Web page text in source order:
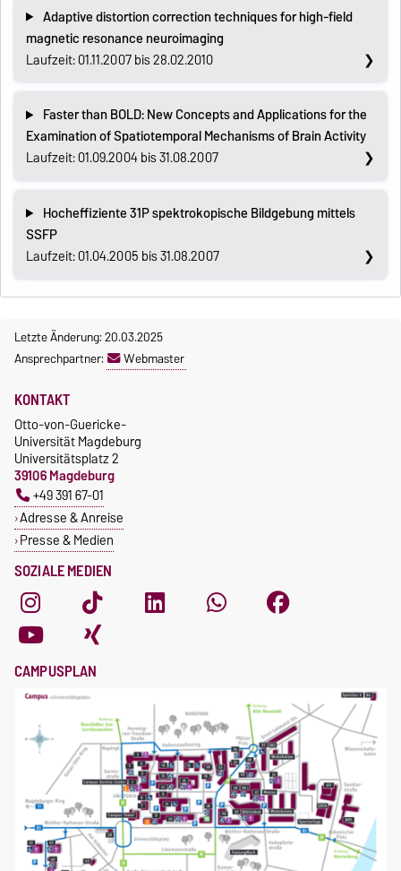
Adaptive distortion correction techniques for high-field
magnetic resonance neuroimaging
Laufzeit: 01.11.2007 bis 28.02.2010
Faster than BOLD: New Concepts and Applications for the
Examination of Spatiotemporal Mechanisms of Brain Activity
Laufzeit: 01.09.2004 bis 31.08.2007
Hocheffiziente 31P spektrokopische Bildgebung mittels
SSFP
Laufzeit: 01.04.2005 bis 31.08.2007
Letzte Änderung: 20.03.2025
Ansprechpartner:
Webmaster
SOZIALE MEDIEN
KONTAKT
Otto-von-Guericke-
Universität Magdeburg
Universitätsplatz 2
39106 Magdeburg
+49 391 67-01
Adresse & Anreise
Presse & Medien
CAMPUSPLAN